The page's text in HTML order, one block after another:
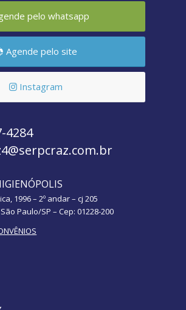
pelo whatsapp
Agende pelo site
Instagram
4284
1996 – 2º andar – cj 205
Paulo/SP – Cep: 01228-200